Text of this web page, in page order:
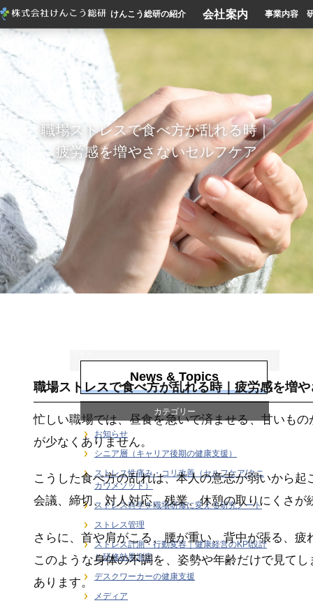
けんこう総研の紹介 会社案内 事業内容
職場ストレスで食べ方が乱れる時｜
疲労感を増やさないセルフケア
職場ストレスで食べ方が乱れる時｜疲労感を増
忙しい職場では、昼食を急いで済ませる、甘いも
が少なくありません。
こうした食べ方の乱れは、本人の意志が弱いから起
会議、締切、対人対応、残業、休憩の取りにくさ
さらに、首や肩がこる、腰が重い、背中が張る、
このような身体の不調を、姿勢や年齢だけで見て
あります。
News & Topics
カテゴリー
お知らせ
シニア層（キャリア後期の健康支援）
ストレス性痛み・コリ改善（セルフケア/タニ
カワメソッド）
ストレス科学を職場研修に変える研究ノート
ストレス管理
ストレス計測・行動変容｜健康経営のKPI設計
と研修効果測定
デスクワーカーの健康支援
メディア